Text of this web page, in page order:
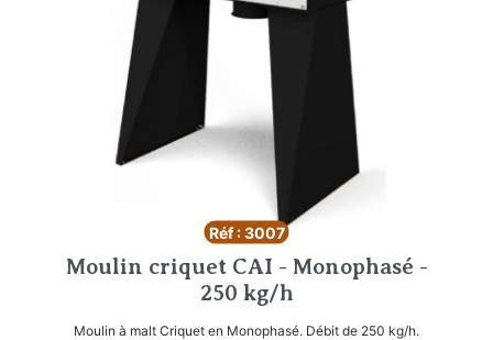
Réf : 3007
Moulin criquet CAI - Monophasé -
250 kg/h
Moulin à malt Criquet en Monophasé. Débit de 250 kg/h.